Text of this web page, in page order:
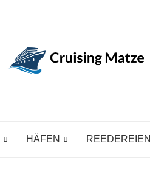
HÄFEN REEDEREIEN